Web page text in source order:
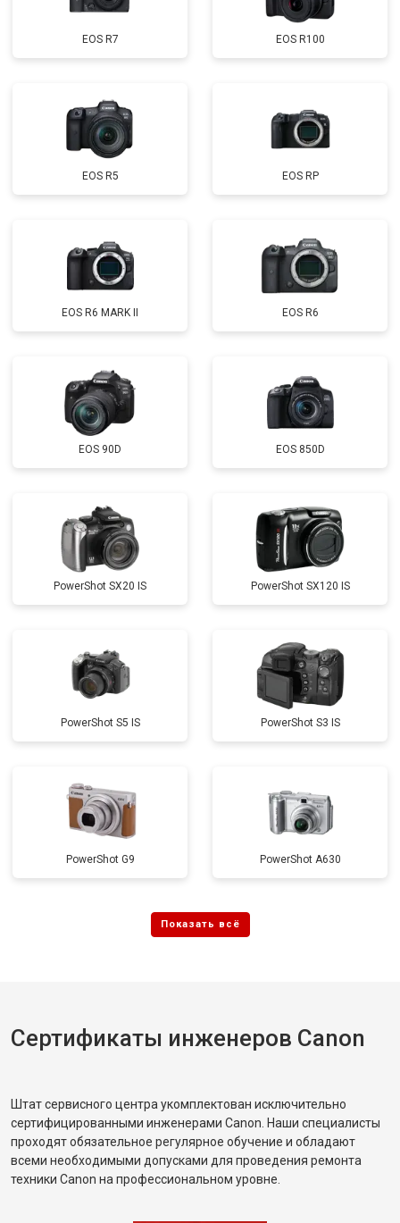
EOS R7 EOS R100
EOS R5 EOS RP
EOS R6 MARK II EOS R6
EOS 90D EOS 850D
PowerShot SX20 IS PowerShot SX120 IS
PowerShot S5 IS PowerShot S3 IS
PowerShot G9 PowerShot A630
Сертификаты инженеров Canon
Штат сервисного центра укомплектован исключительно
сертифицированными инженерами Canon. Наши специалисты
проходят обязательное регулярное обучение и обладают
всеми необходимыми допусками для проведения ремонта
техники Canon на профессиональном уровне.